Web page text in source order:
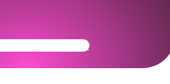
Community Ready